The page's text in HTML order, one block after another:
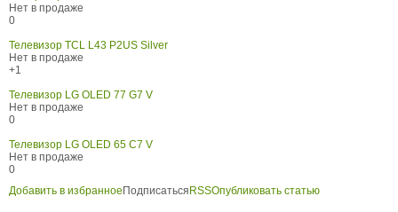
Нет в продаже
0
Телевизор TCL L43 P2US Silver
Нет в продаже
+1
Телевизор LG OLED 77 G7 V
Нет в продаже
0
Телевизор LG OLED 65 C7 V
Нет в продаже
0
Добавить в избранное Подписаться RSSОпубликовать статью